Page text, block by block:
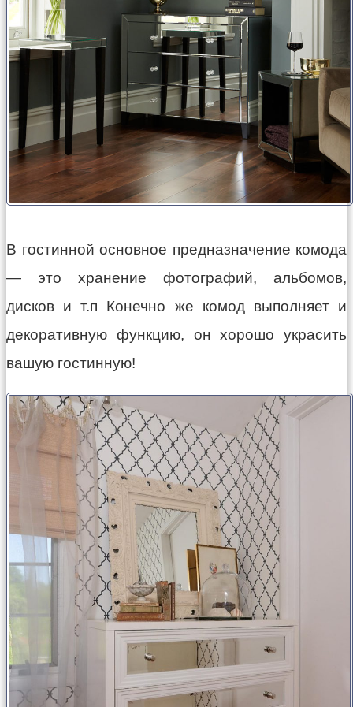
В гостинной основное предназначение комода
— это хранение фотографий, альбомов,
дисков и т.п Конечно же комод выполняет и
декоративную функцию, он хорошо украсить
вашую гостинную!